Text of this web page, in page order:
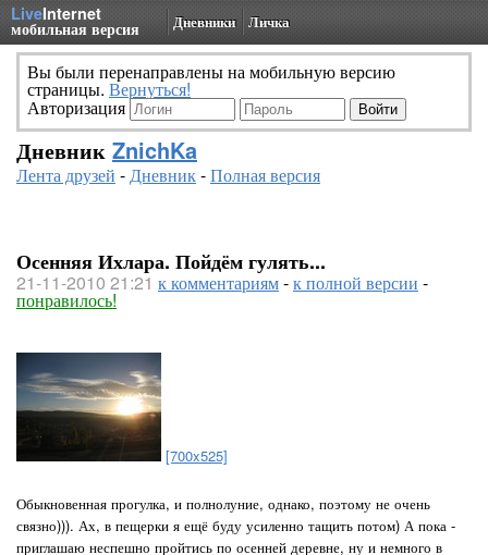
LiveInternet
мобильная версия Дневники Личка
Вы были перенаправлены на мобильную версию
страницы. Вернуться!
Авторизация
Дневник ZnichKa
Лента друзей -Дневник-Полная версия
Осенняя Ихлара. Пойдём гулять...
21-11-2010 21:21 к комментариям-к полной версии -
понравилось!
[700x525]
Обыкновенная прогулка, и полнолуние, однако, поэтому не очень
связно))). Ах, в пещерки я ещё буду усиленно тащить потом) А пока -
приглашаю неспешно пройтись по осенней деревне, ну и немного в